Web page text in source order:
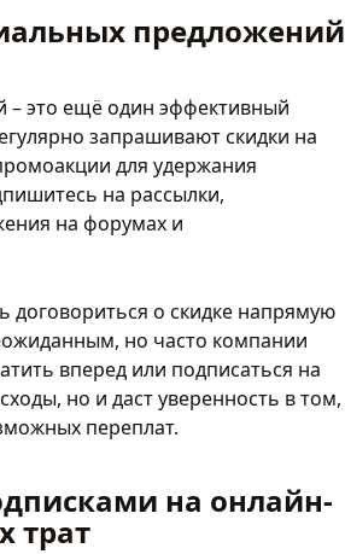
предложений
это ещё один эффективный
запрашивают скидки на
для удержания
на рассылки,
на форумах и
договориться о скидке напрямую
но часто компании
вперед или подписаться на
но и даст уверенность в том,
переплат.
на онлайн-
трат